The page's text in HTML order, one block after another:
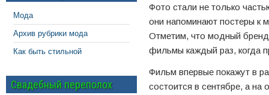
Фото стали не только
они напоминают постеры к
Отметим, что модный
фильмы каждый раз, когда
Фильм впервые покажут в
состоится в сентябре, а
Мода
Архив рубрики мода
Как быть стильной
Свадебный переполох